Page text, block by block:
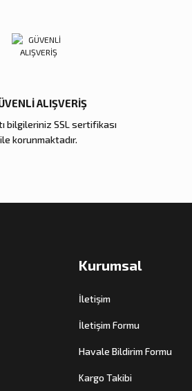
ALIŞVERİŞ
bilgileriniz SSL sertifikası
ile korunmaktadır.
Kurumsal
İletişim
İletişim Formu
Havale Bildirim Formu
Kargo Takibi